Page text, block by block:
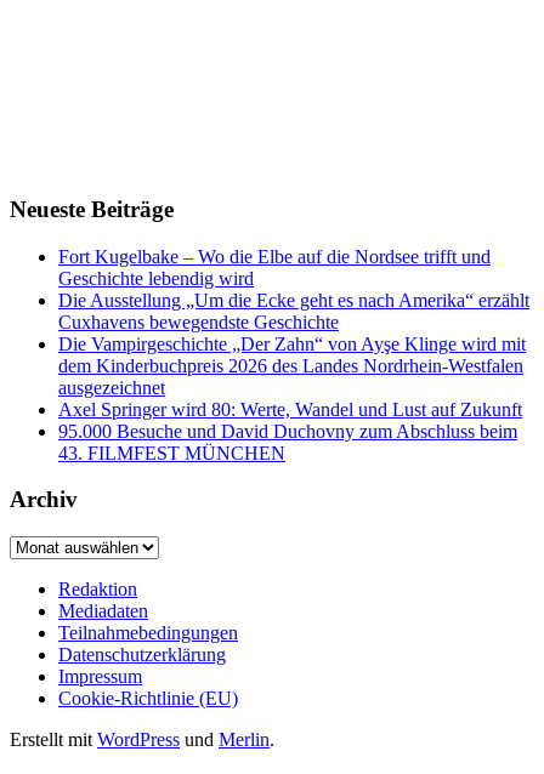
Neueste Beiträge
Fort Kugelbake – Wo die Elbe auf die Nordsee trifft und
Geschichte lebendig wird
Die Ausstellung „Um die Ecke geht es nach Amerika“ erzählt
Cuxhavens bewegendste Geschichte
Die Vampirgeschichte „Der Zahn“ von Ayşe Klinge wird mit
dem Kinderbuchpreis 2026 des Landes Nordrhein-Westfalen
ausgezeichnet
Axel Springer wird 80: Werte, Wandel und Lust auf Zukunft
95.000 Besuche und David Duchovny zum Abschluss beim
43. FILMFEST MÜNCHEN
Archiv
Archiv
Redaktion
Mediadaten
Teilnahmebedingungen
Datenschutzerklärung
Impressum
Cookie-Richtlinie (EU)
Erstellt mit WordPress und Merlin.